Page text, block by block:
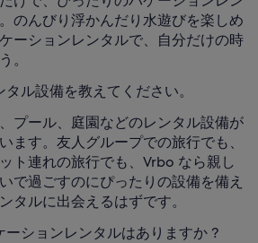
のんびり浮かんだり水遊びを楽しめ
ーションレンタルで、自分だけの時
。
ル設備を教えてください。
プール、庭園などのレンタル設備が
ます。友人グループでの旅行でも、
ト連れの旅行でも、Vrbo なら親し
で過ごすのにぴったりの設備を備え
タルに出会えるはずです。
ーションレンタルはありますか ?